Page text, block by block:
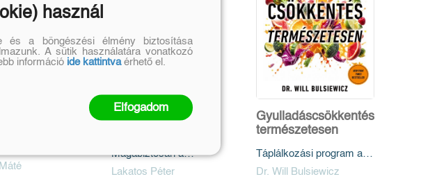
Változókortalanul
Magabiztosan a
menopauza és
Lakatos Péter
Gyulladáscsökkentés
természetesen
Táplálkozási program a
bél egészségének
Dr. Will Bulsiewicz
használ
és a böngészési élmény biztosítása
A sütik használatára vonatkozó
információ ide kattintvaérhető el.
Elfogadom